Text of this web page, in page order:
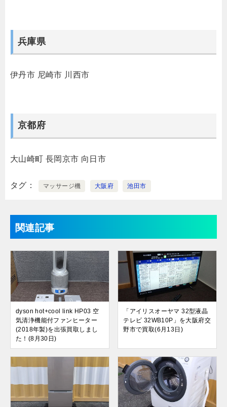
兵庫県
伊丹市 尼崎市 川西市
京都府
大山崎町 長岡京市 向日市
タグ マッサージ機 大阪府 池田市
関連記事
dyson hot+cool link HP03 空
気清浄機能付ファンヒーター
(2018年製)を出張買取しまし
た！(8月30日)
「アイリスオーヤマ 32型液晶
テレビ 32WB10P」を大阪府交
野市で買取(6月13日)